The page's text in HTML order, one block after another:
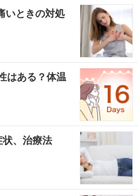
いときの対処
はある？体温
、治療法